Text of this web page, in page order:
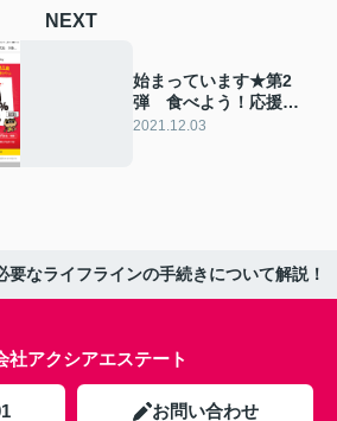
NEXT
始まっています★第2
弾 食べよう！応援し
よう！東広島★
2021.12.03
要なライフラインの手続きについて解説！
社アクシアエステート
お問い合わせ